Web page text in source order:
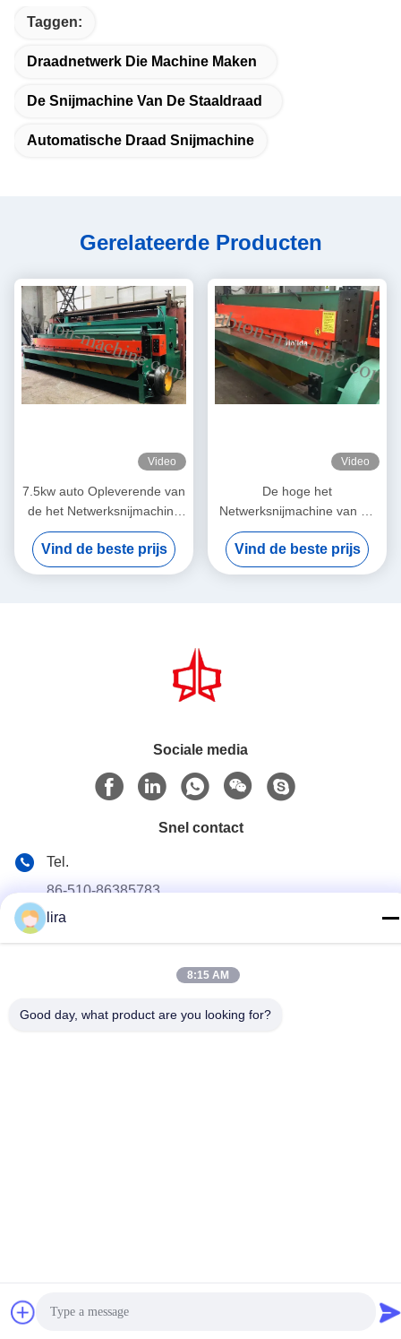
Taggen:
Draadnetwerk Die Machine Maken
De Snijmachine Van De Staaldraad
Automatische Draad Snijmachine
Gerelateerde Producten
Video
7.5kw auto Opleverende van
de het Netwerksnijmachine
van de Bladdraad Breedte
4300mm
Vind de beste prijs
Video
De hoge het
Netwerksnijmachine van de
Nauwkeurigheidsdraad
plooide automatisch
Draadnetwerk
Vind de beste prijs
Sociale media
Snel contact
Tel.
86-510-86385783
E-mail
No.102, Yungu-Road, Zhutang-Stad, Jiangyin-Stad,
Jiangsu-Provincie, China
lira
8:15 AM
Good day, what product are you looking for?